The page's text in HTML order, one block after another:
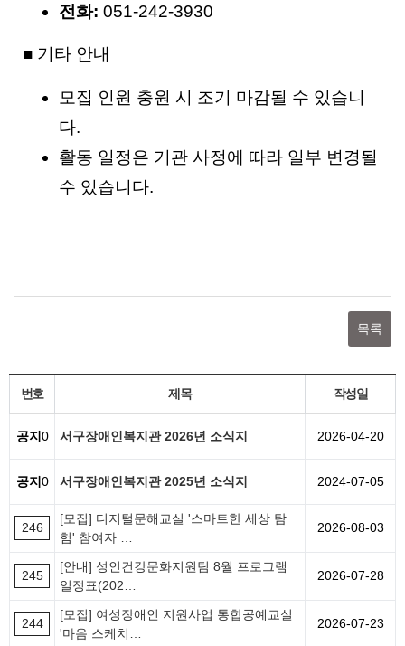
전화: 051-242-3930
■ 기타 안내
모집 인원 충원 시 조기 마감될 수 있습니
다.
활동 일정은 기관 사정에 따라 일부 변경될
수 있습니다.
목록
번호 제목 작성일
공지 0 서구장애인복지관 2026년 소식지 2026-04-20
공지 0 서구장애인복지관 2025년 소식지 2024-07-05
246
[모집] 디지털문해교실 '스마트한 세상 탐
험' 참여자 …
2026-08-03
245
[안내] 성인건강문화지원팀 8월 프로그램
일정표(202…
2026-07-28
244
[모집] 여성장애인 지원사업 통합공예교실
'마음 스케치…
2026-07-23